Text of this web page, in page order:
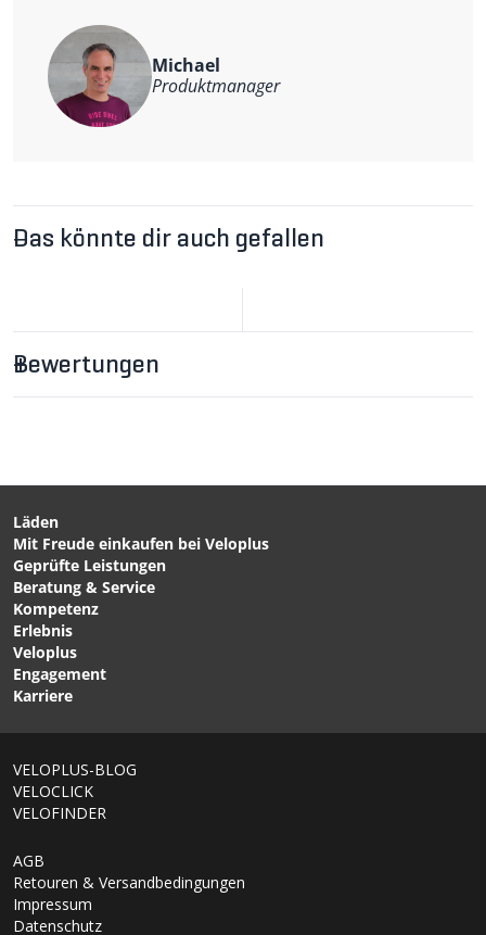
Michael
Produktmanager
Das könnte dir auch gefallen
CHF 59.90
MAXLE LITE Steckachse,
15x100mm, 148mm /
schwarz von ROCKSHOX
CHF 44.90
Bewertungen
Läden
Mit Freude einkaufen bei Veloplus
Geprüfte Leistungen
Beratung & Service
Kompetenz
Erlebnis
Veloplus
Engagement
Karriere
VELOPLUS-BLOG
VELOCLICK
VELOFINDER
AGB
Retouren & Versandbedingungen
Impressum
Datenschutz